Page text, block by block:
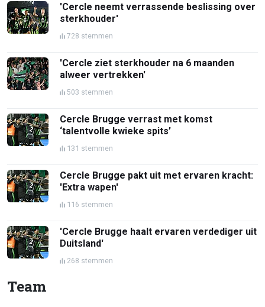
'Cercle neemt verrassende beslissing over
sterkhouder'
728 stemmen
'Cercle ziet sterkhouder na 6 maanden
alweer vertrekken'
503 stemmen
Cercle Brugge verrast met komst
‘talentvolle kwieke spits’
131 stemmen
Cercle Brugge pakt uit met ervaren kracht:
'Extra wapen'
116 stemmen
'Cercle Brugge haalt ervaren verdediger uit
Duitsland'
268 stemmen
Team